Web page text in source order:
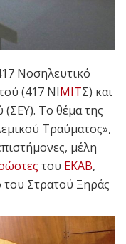
Νοσηλευτικό
(417 ΝΙΜΙΤΣ) και
Το θέμα της
Τραύματος»,
μέλη
του ΕΚΑΒ,
του Στρατού Ξηράς